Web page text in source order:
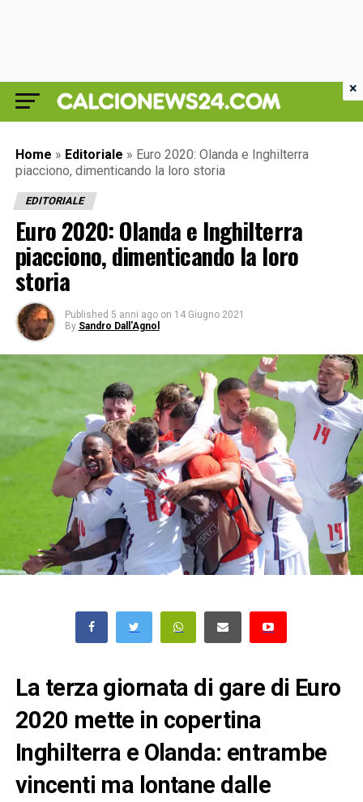
Home » Editoriale » Euro 2020: Olanda e Inghilterra
piacciono, dimenticando la loro storia
EDITORIALE
Euro 2020: Olanda e Inghilterra
piacciono, dimenticando la loro
storia
Published 5 anni ago on 14 Giugno 2021
By Sandro Dall'Agnol
La terza giornata di gare di Euro
2020 mette in copertina
Inghilterra e Olanda: entrambe
vincenti ma lontane dalle
×